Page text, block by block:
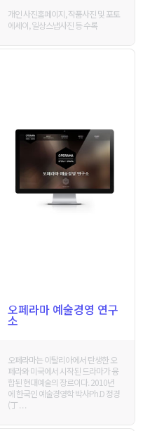
개인 사진홈페이지, 작품사진 및 포토
에세이, 일상스냅사진 등 수록
오페라마 예술경영 연구
소
오페라마는 이탈리아에서 탄생한 오
페라와 미국에서 시작된 드라마가 융
합된 현대예술의 장르이다. 2010년
에 한국인 예술경영학 박사Ph.D 정경
(丁 . . .